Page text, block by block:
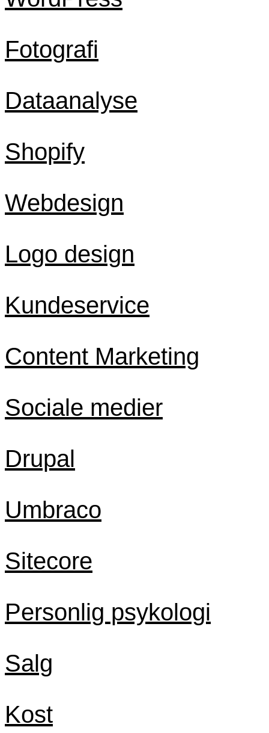
Fotografi
Dataanalyse
Shopify
Webdesign
Logo design
Kundeservice
Content Marketing
Sociale medier
Drupal
Umbraco
Sitecore
Personlig psykologi
Salg
Kost